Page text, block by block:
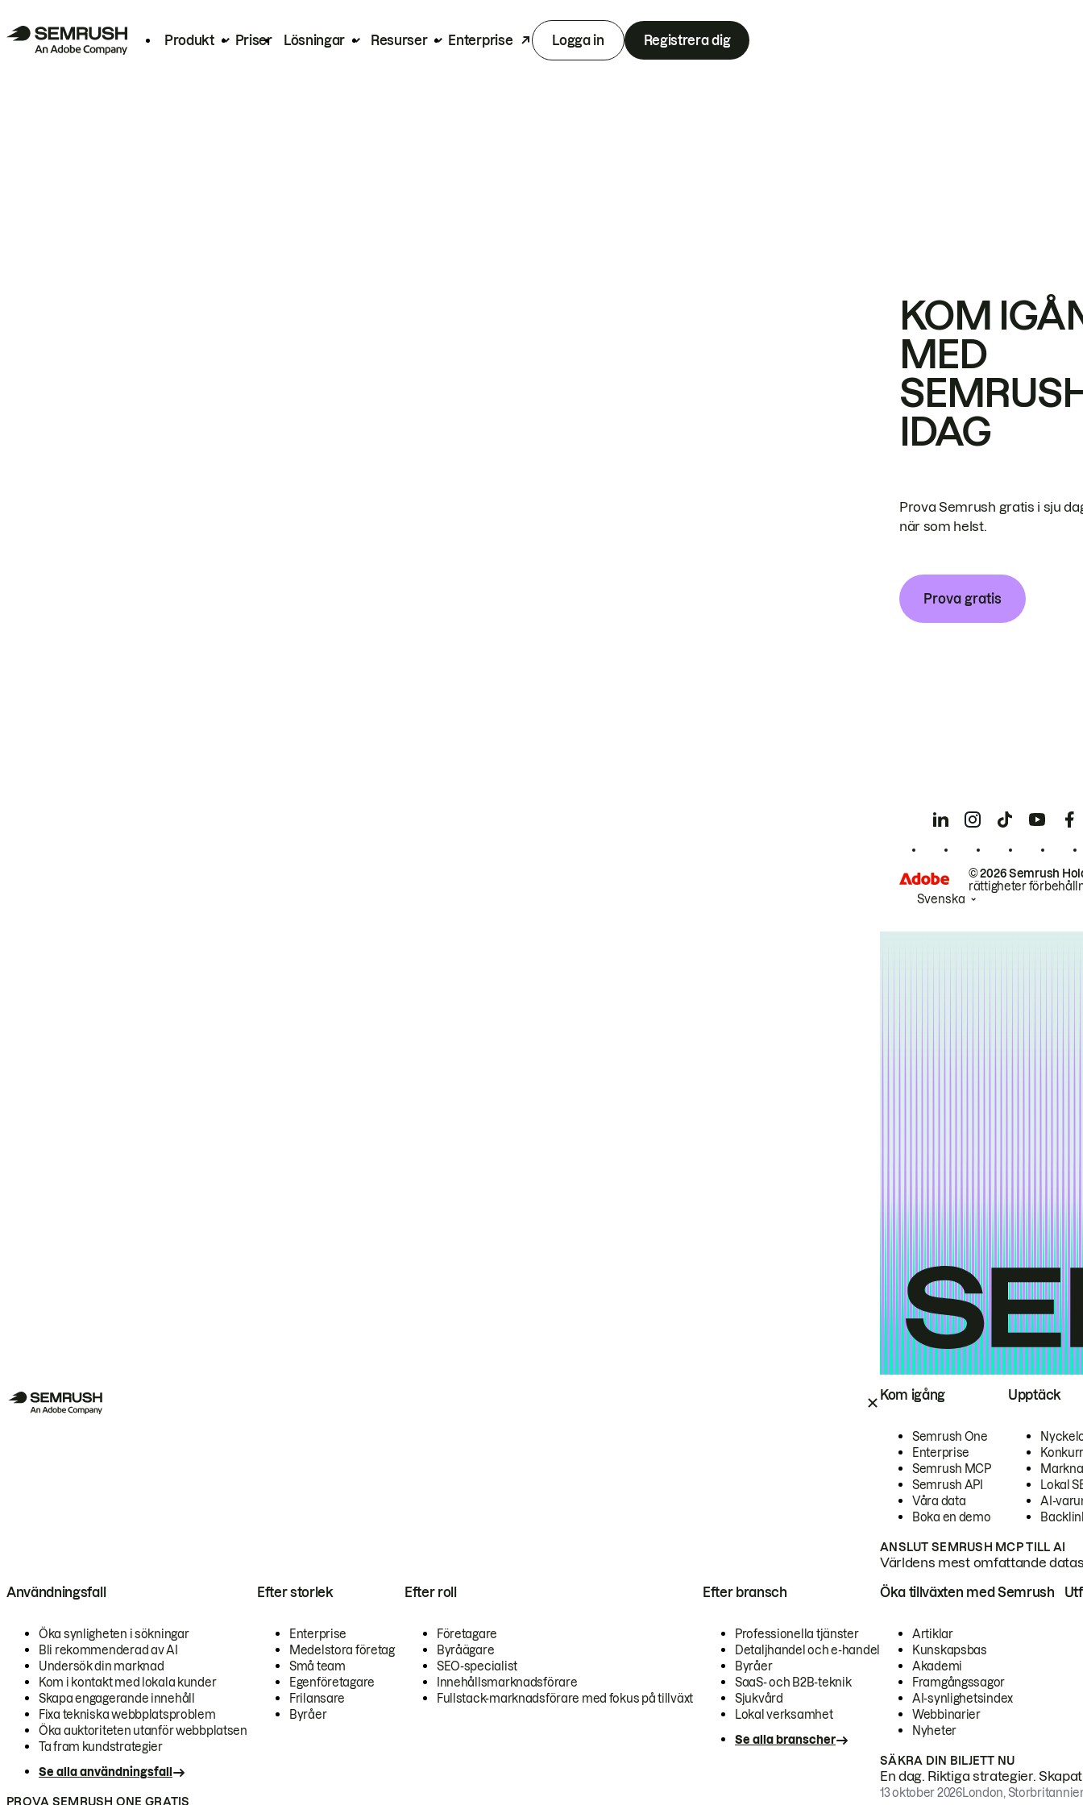
Produkt Priser Lösningar Resurser Enterprise Logga in Registrera dig
Kom igång
Semrush One
Enterprise
Semrush MCP
Semrush API
Våra data
Boka en demo
Upptäck
Lokal
AI-
ANSLUT SEMRUSH MCP TILL AI
Världens mest omfattande
Användningsfall
Öka synligheten i sökningar
Bli rekommenderad av AI
Undersök din marknad
Kom i kontakt med lokala kunder
Skapa engagerande innehåll
Fixa tekniska webbplatsproblem
Öka auktoriteten utanför webbplatsen
Ta fram kundstrategier
Se alla användningsfall
Efter storlek
Enterprise
Medelstora företag
Små team
Egenföretagare
Frilansare
Byråer
Efter roll
Företagare
Byråägare
SEO-specialist
Innehållsmarknadsförare
Fullstack-marknadsförare med fokus på tillväxt
Efter bransch
Professionella tjänster
Detaljhandel och e-handel
Byråer
SaaS- och B2B-teknik
Sjukvård
Lokal verksamhet
Se alla branscher
PROVA SEMRUSH ONE GRATIS
Öka tillväxten med Semrush
Artiklar
Kunskapsbas
Akademi
Framgångssagor
AI-synlighetsindex
Webbinarier
Nyheter
SÄKRA DIN BILJETT NU
En dag. Riktiga strategier.
13 oktober 2026London,
KOM
MED
IDAG
Prova Semrush gratis i sju
när som helst.
Prova gratis
© 2026 Semrush
rättigheter
Svenska